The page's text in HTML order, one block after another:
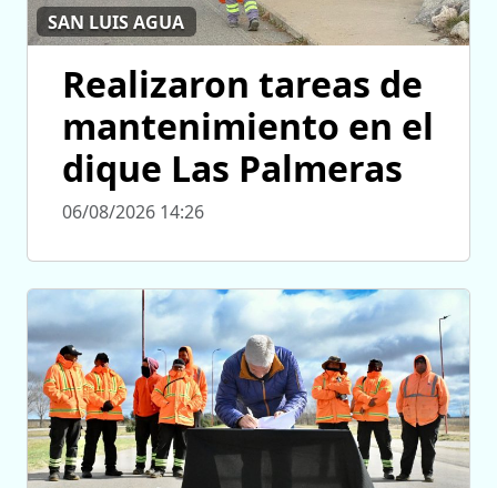
SAN LUIS AGUA
Realizaron tareas de
mantenimiento en el
dique Las Palmeras
06/08/2026 14:26